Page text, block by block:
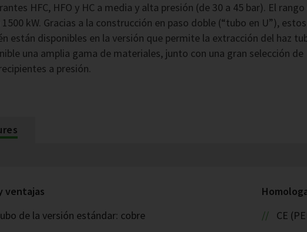
HFC, HFO y HC a media y alta presión (de 30 a 45 bar). El rango
kW. Gracias a la construcción en paso doble (“tubo en U”), estos
están disponibles en la versión que permite la extracción del haz
una amplia gama de materiales, junto con una gran selección de
a presión.
ventajas
de la versión estándar: cobre
CE